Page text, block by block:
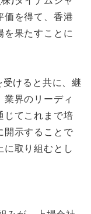
価を得て、香港
を果たすことに
けると共に、継
界のリーディ
じてこれまで培
開示することで
取り組むとし